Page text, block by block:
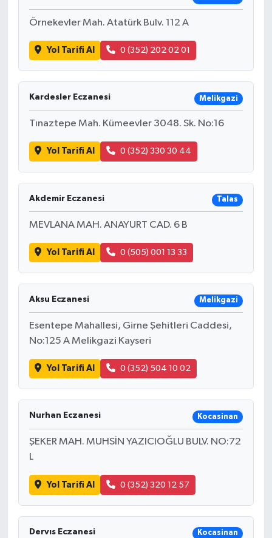
Örnekevler Mah. Atatürk Bulv. 112 A
Yol Tarifi Al 0 (352) 202 02 01
Kardesler Eczanesi Melikgazi
Tınaztepe Mah. Kümeevler 3048. Sk. No:16
Yol Tarifi Al 0 (352) 330 30 44
Akdemir Eczanesi Talas
MEVLANA MAH. ANAYURT CAD. 6 B
Yol Tarifi Al 0 (505) 001 13 33
Aksu Eczanesi Melikgazi
Esentepe Mahallesi, Girne Şehitleri Caddesi,
No:125 A Melikgazi Kayseri
Yol Tarifi Al 0 (352) 504 10 02
Nurhan Eczanesi Kocasinan
ŞEKER MAH. MUHSİN YAZICIOĞLU BULV. NO:72
L
Yol Tarifi Al 0 (352) 320 12 57
Dervıs Eczanesi Kocasinan